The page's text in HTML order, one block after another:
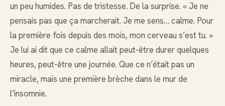
un peu humides. Pas de tristesse. De la surprise. « Je ne
pensais pas que ça marcherait. Je me sens… calme. Pour
la première fois depuis des mois, mon cerveau s’est tu. »
Je lui ai dit que ce calme allait peut-être durer quelques
heures, peut-être une journée. Que ce n’était pas un
miracle, mais une première brèche dans le mur de
l’insomnie.